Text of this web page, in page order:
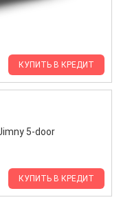
КУПИТЬ В КРЕДИТ
КУПИТЬ В КРЕДИТ